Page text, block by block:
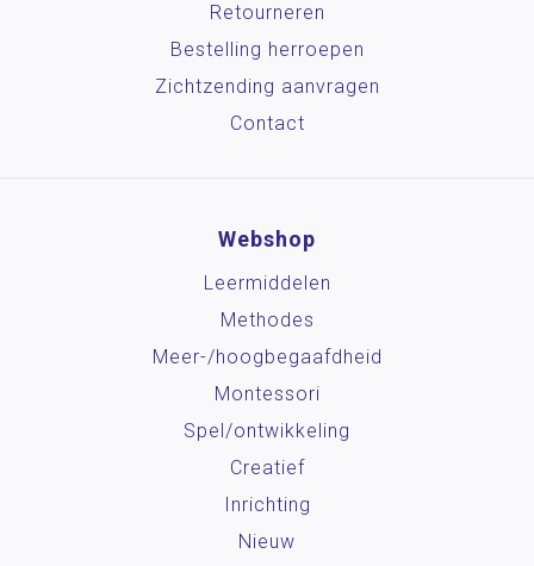
Retourneren
Bestelling herroepen
Zichtzending aanvragen
Contact
Webshop
Leermiddelen
Methodes
Meer-/hoog­begaafdheid
Montessori
Spel/ontwikkeling
Creatief
Inrichting
Nieuw